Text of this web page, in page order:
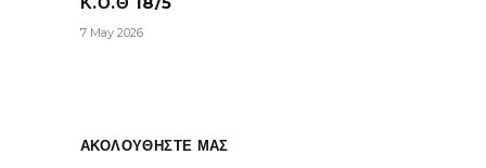
7 May 2026
ΑΚΟΛΟΥΘΗΣΤΕ ΜΑΣ